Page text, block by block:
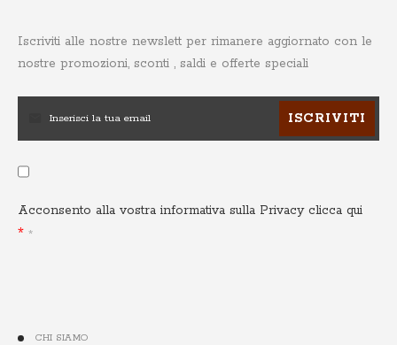
Iscriviti alle nostre newslett per rimanere aggiornato con le
nostre promozioni, sconti , saldi e offerte speciali
ISCRIVITI
Acconsento alla vostra informativa sulla Privacyclicca qui
CHI SIAMO